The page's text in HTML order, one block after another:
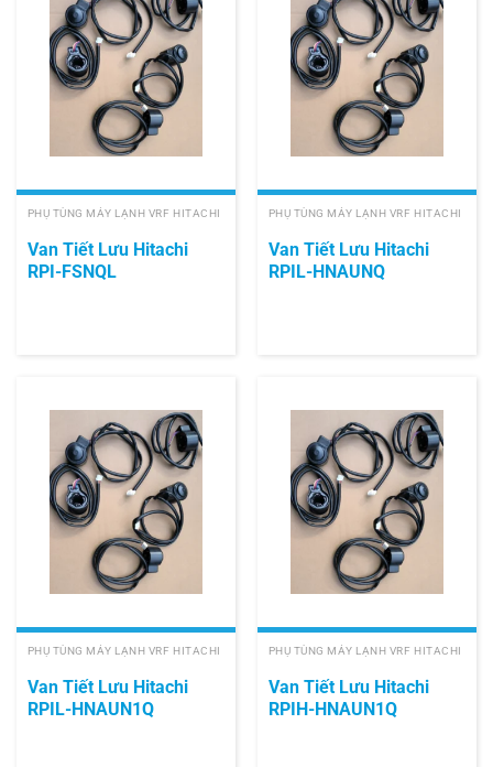
PHỤ TÙNG MÁY LẠNH VRF HITACHI
Van Tiết Lưu Hitachi
RPI-FSNQL
PHỤ TÙNG MÁY LẠNH VRF HITACHI
Van Tiết Lưu Hitachi
RPIL-HNAUNQ
PHỤ TÙNG MÁY LẠNH VRF HITACHI
Van Tiết Lưu Hitachi
RPIL-HNAUN1Q
PHỤ TÙNG MÁY LẠNH VRF HITACHI
Van Tiết Lưu Hitachi
RPIH-HNAUN1Q